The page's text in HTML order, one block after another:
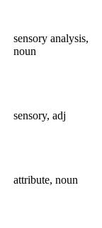
sensory analysis,
noun
sensory, adj
attribute, noun